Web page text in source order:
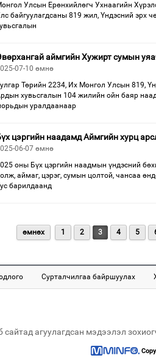
Улсын Ерөнхийлөгч Ухнаагийн
байгуулагдсаны 819 жил, Үндэсний эрх
аймгийн Хужирт сумын
07-10 өмнө
Төрийн 2234, Их Монгол Улсын 819,
хувьсгалын 104 жилийн ойн баяр
уралдаанаар
цэргийн наадамд Аймгийн хурц
06-07 өмнө
оны Бүх цэргийн наадмын үндэсний
аймаг, цэрэг, сумын цолтой, чансаа
барилдаанд
өмнөх 1 2 3 4 5
Сурталчилгаа байршуулах
сайтад агуулагдсан мэдээлэл